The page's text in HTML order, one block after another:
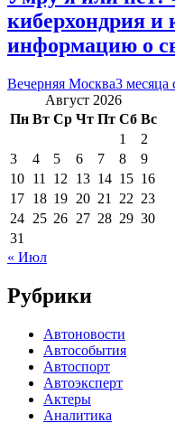
киберхондрия и
информацию о
Вечерняя Москва3 месяца
Август 2026
Пн Вт Ср Чт Пт Сб Вс
1
2
3
4 5 6 7 8
9
10 11 12 13 14 15 16
17 18 19 20 21 22 23
24 25 26 27 28 29 30
31
« Июл
Рубрики
Автоновости
Автособытия
Автоспорт
Автоэксперт
Актеры
Аналитика